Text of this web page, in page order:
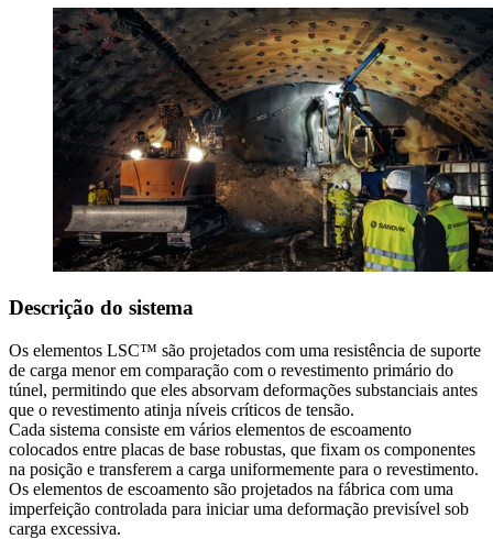
Descrição do sistema
Os elementos LSC™ são projetados com uma resistência de suporte
de carga menor em comparação com o revestimento primário do
túnel, permitindo que eles absorvam deformações substanciais antes
que o revestimento atinja níveis críticos de tensão.
Cada sistema consiste em vários elementos de escoamento
colocados entre placas de base robustas, que fixam os componentes
na posição e transferem a carga uniformemente para o revestimento.
Os elementos de escoamento são projetados na fábrica com uma
imperfeição controlada para iniciar uma deformação previsível sob
carga excessiva.